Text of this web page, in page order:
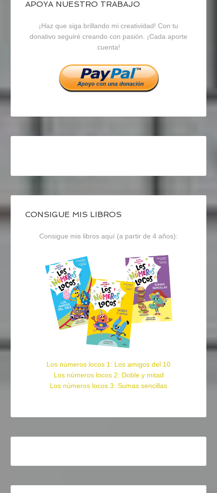
blogrecursosep
en
Facebook
recursosep
en
Twitter
recursosep
en
Instagram
APOYA NUESTRO TRABAJO
¡Haz que siga brillando mi creatividad! Con tu
donativo seguiré creando con pasión. ¡Cada aporte
cuenta!
CONSIGUE MIS LIBROS
Consigue mis libros aquí (a partir de 4 años):
Los números locos 1: Los amigos del 10
Los números locos 2: Doble y mitad
Los números locos 3: Sumas sencillas